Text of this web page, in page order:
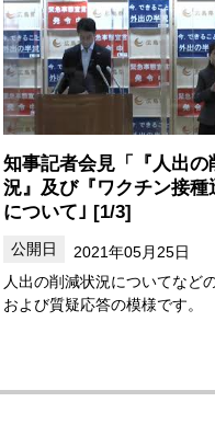
知事記者会見「『人出の
況』及び『ワクチン接種
について｣ [1/3]
2021年05月25日
人出の削減状況についてなど
および質疑応答の模様です。